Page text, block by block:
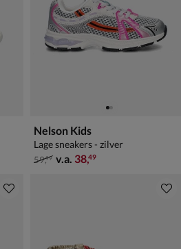
Nelson Kids
Lage sneakers - zilver
van € 59,99 vanaf € 38,49
59,99 v.a. 38,49